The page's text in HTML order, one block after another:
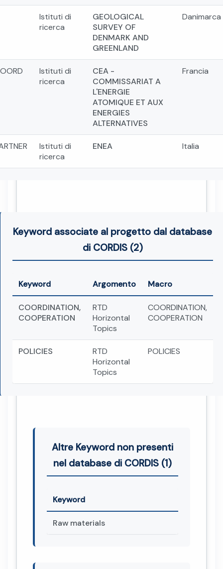
Istituti di
ricerca
GEOLOGICAL
SURVEY OF
DENMARK AND
GREENLAND
Danimarca
Istituti di
ricerca
CEA -
COMMISSARIAT A
L'ENERGIE
ATOMIQUE ET AUX
ENERGIES
ALTERNATIVES
Francia
Istituti di
ricerca
ENEA Italia
Keyword associate al progetto dal database
di CORDIS (2)
Keyword Argomento Macro
COORDINATION,
COOPERATION
RTD
Horizontal
Topics
COORDINATION,
COOPERATION
POLICIES
RTD
Horizontal
Topics
POLICIES
Altre Keyword non presenti
nel database di CORDIS (1)
Keyword
Raw materials